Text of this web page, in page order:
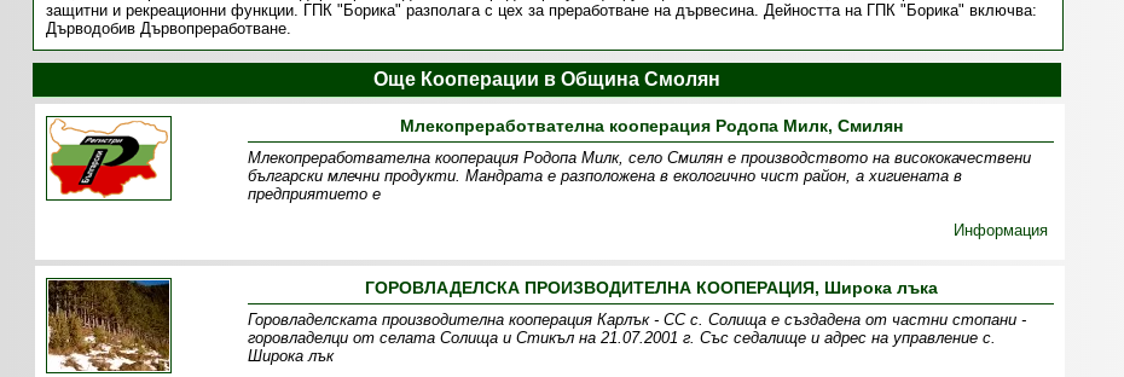
защитни и рекреационни функции. ГПК "Борика" разполага с цех за преработване на дървесина. Дейността на ГПК "Борика" включва:
Дърводобив Дървопреработване.
Още Кооперации в Община Смолян
Млекопреработвателна кооперация Родопа Милк, Смилян
Млекопреработвателна кооперация Родопа Милк, село Смилян е производството на висококачествени
български млечни продукти. Мандрата е разположена в екологично чист район, а хигиената в
предприятието е
Информация
ГОРОВЛАДЕЛСКА ПРОИЗВОДИТЕЛНА КООПЕРАЦИЯ, Широка лъка
Горовладелската производителна кооперация Карлък - СС с. Солища е създадена от частни стопани -
горовладелци от селата Солища и Стикъл на 21.07.2001 г. Със седалище и адрес на управление с.
Широка лък